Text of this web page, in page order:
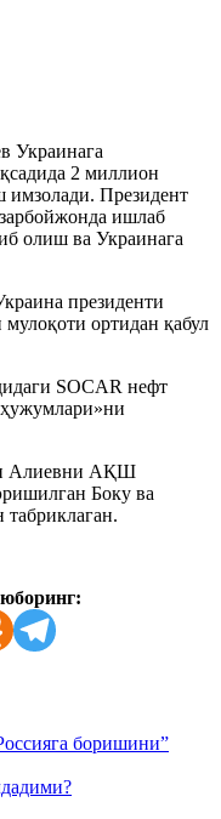
Украинага
2 миллион
имзолади. Президент
ишлаб
олиш ва Украинага
президенти
ортидан қабул
SOCAR нефт
ҳужумлари»ни
Алиевни АҚШ
Боку ва
боришини”